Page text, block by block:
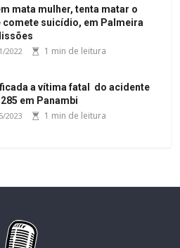
mata mulher, tenta matar o
comete suicídio, em Palmeira
2022 1 min de leitura
a vítima fatal do acidente
285 em Panambi
2023 1 min de leitura